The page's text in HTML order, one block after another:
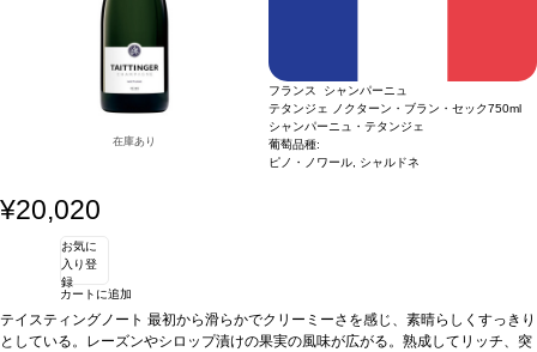
在庫あり
フランス シャンパーニュ
テタンジェ ノクターン・ブラン・セック750ml
シャンパーニュ・テタンジェ
葡萄品種:
ピノ・ノワール, シャルドネ
¥20,020
お気に
入り登
録
カートに追加
テイスティングノート 最初から滑らかでクリーミーさを感じ、素晴らしくすっきり
としている。レーズンやシロップ漬けの果実の風味が広がる。熟成してリッチ、突